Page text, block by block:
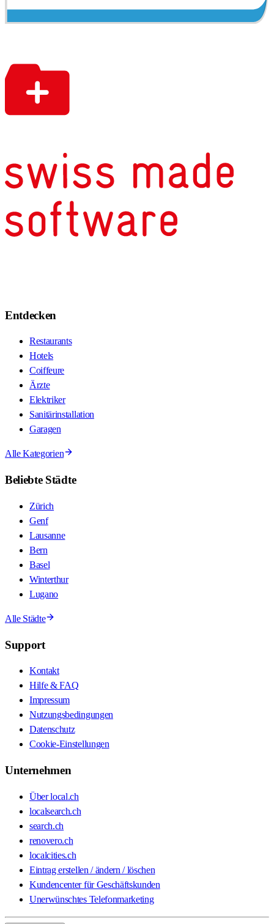
Entdecken
Restaurants
Hotels
Coiffeure
Ärzte
Elektriker
Sanitärinstallation
Garagen
Alle Kategorien
Beliebte Städte
Zürich
Genf
Lausanne
Bern
Basel
Winterthur
Lugano
Alle Städte
Support
Kontakt
Hilfe & FAQ
Impressum
Nutzungsbedingungen
Datenschutz
Cookie-Einstellungen
Unternehmen
Über local.ch
localsearch.ch
search.ch
renovero.ch
localcities.ch
Eintrag erstellen / ändern / löschen
Kundencenter für Geschäftskunden
Unerwünschtes Telefonmarketing